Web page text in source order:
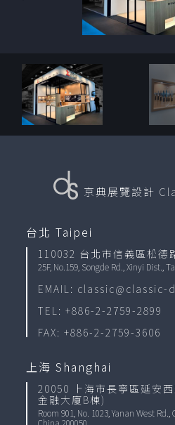
京典展覽設計
台北 Taipei
110032 台北市信義區松德
25F, No.159, Songde Rd., Xinyi Dist.,
EMAIL: classic@classic-
TEL: +886-2-2759-2899
FAX: +886-2-2759-3606
上海 Shanghai
20050 上海市長寧區延安
金融大廈B棟)
Room 901, No. 1023, Yanan West
China 200050